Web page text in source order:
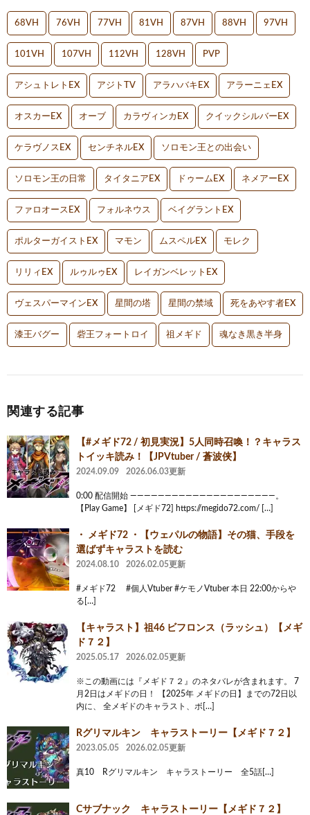
68VH 76VH 77VH 81VH 87VH 88VH 97VH
101VH 107VH 112VH 128VH PVP
アシュトレトEX アジトTV アラハバキEX アラーニェEX
オスカーEX オーブ カラヴィンカEX クイックシルバーEX
ケラヴノスEX センチネルEX ソロモン王との出会い
ソロモン王の日常 タイタニアEX ドゥームEX ネメアーEX
ファロオースEX フォルネウス ベイグラントEX
ポルターガイストEX マモン ムスペルEX モレク
リリィEX ルゥルゥEX レイガンベレットEX
ヴェスパーマインEX 星間の塔 星間の禁域 死をあやす者EX
漆王バグー 砦王フォートロイ 祖メギド 魂なき黒き半身
関連する記事
【#メギド72 / 初見実況】5人同時召喚！？キャラス
トイッキ読み！【JPVtuber / 蒼波侠】
2024.09.09 2026.06.03更新
0:00 配信開始 ―――――――――――――――――――――。
【Play Game】 [メギド72] https://megido72.com/ […]
・ メギド72 ・【ウェパルの物語】その猫、手段を
選ばずキャラストを読む
2024.08.10 2026.02.05更新
#メギド72 #個人Vtuber #ケモノVtuber 本日 22:00からや
る[…]
【キャラスト】祖46 ビフロンス（ラッシュ）【メギ
ド７２】
2025.05.17 2026.02.05更新
※この動画には『メギド７２』のネタバレが含まれます。 7
月2日はメギドの日！ 【2025年 メギドの日】までの72日以
内に、 全メギドのキャラスト、ボ[…]
Rグリマルキン キャラストーリー【メギド７２】
2023.05.05 2026.02.05更新
真10 Rグリマルキン キャラストーリー 全5話[…]
Cサブナック キャラストーリー【メギド７２】